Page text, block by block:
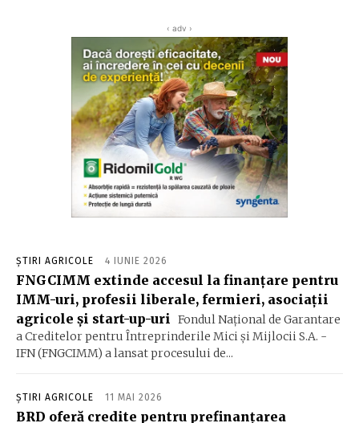
‹ adv ›
ȘTIRI AGRICOLE 4 IUNIE 2026
FNGCIMM extinde accesul la finanţare pentru
IMM-uri, profesii liberale, fermieri, asociaţii
agricole şi start-up-uri
Fondul Naţional de Garantare
a Creditelor pentru Întreprinderile Mici şi Mijlocii S.A. -
IFN (FNGCIMM) a lansat procesului de...
ȘTIRI AGRICOLE 11 MAI 2026
BRD oferă credite pentru prefinanțarea